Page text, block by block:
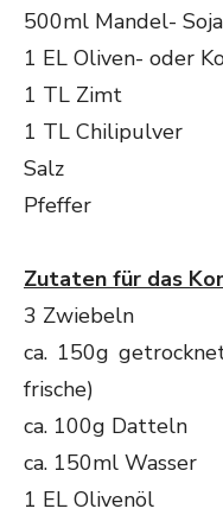
500ml Mandel-
1 EL Oliven- oder
1 TL Zimt
1 TL Chilipulver
Salz
Pfeffer
Zutaten für das
3 Zwiebeln
ca. 150g
frische)
ca. 100g Datteln
ca. 150ml Wasser
1 EL Olivenöl